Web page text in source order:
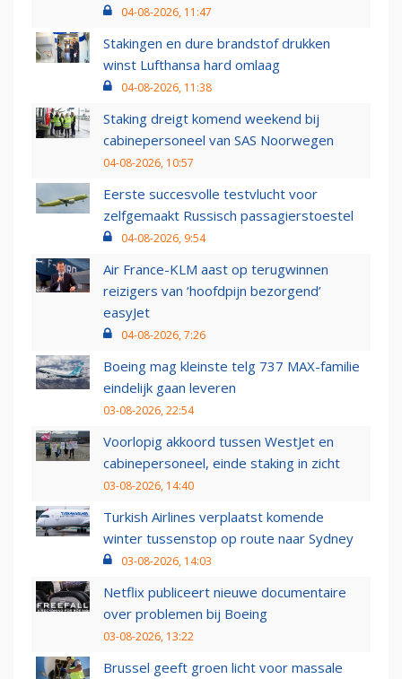
04-08-2026, 11:47
Stakingen en dure brandstof drukken
winst Lufthansa hard omlaag
04-08-2026, 11:38
Staking dreigt komend weekend bij
cabinepersoneel van SAS Noorwegen
04-08-2026, 10:57
Eerste succesvolle testvlucht voor
zelfgemaakt Russisch passagierstoestel
04-08-2026, 9:54
Air France-KLM aast op terugwinnen
reizigers van ‘hoofdpijn bezorgend’
easyJet
04-08-2026, 7:26
Boeing mag kleinste telg 737 MAX-familie
eindelijk gaan leveren
03-08-2026, 22:54
Voorlopig akkoord tussen WestJet en
cabinepersoneel, einde staking in zicht
03-08-2026, 14:40
Turkish Airlines verplaatst komende
winter tussenstop op route naar Sydney
03-08-2026, 14:03
Netflix publiceert nieuwe documentaire
over problemen bij Boeing
03-08-2026, 13:22
Brussel geeft groen licht voor massale